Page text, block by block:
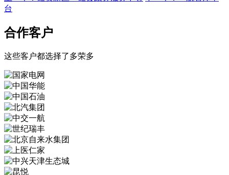
台
合作客户
这些客户都选择了多荣多